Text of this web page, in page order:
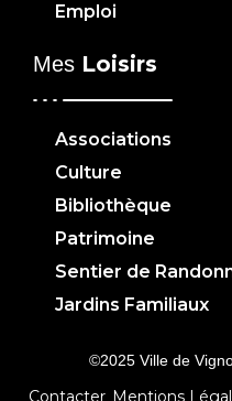
Emploi
Mes Loisirs
Associations
Culture
Bibliothèque
Patrimoine
Sentier de
Jardins Familiaux
©2025 Ville de
Contacter Mentions